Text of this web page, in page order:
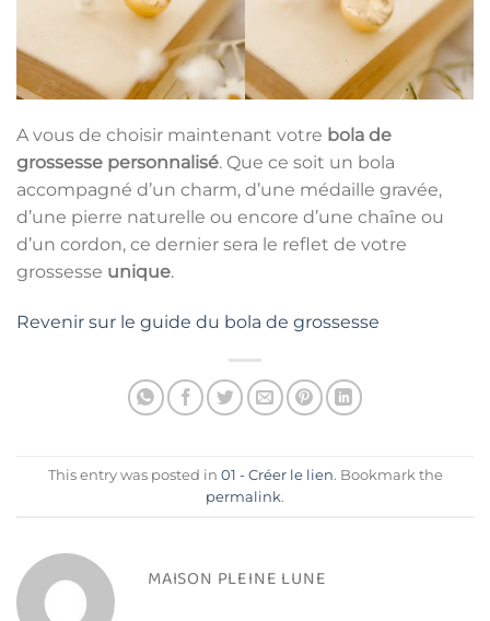
A vous de choisir maintenant votre bola de
grossesse personnalisé. Que ce soit un bola
accompagné d’un charm, d’une médaille gravée,
d’une pierre naturelle ou encore d’une chaîne ou
d’un cordon, ce dernier sera le reflet de votre
grossesse unique.
Revenir sur le guide du bola de grossesse
This entry was posted in 01 - Créer le lien. Bookmark the
permalink.
MAISON PLEINE LUNE